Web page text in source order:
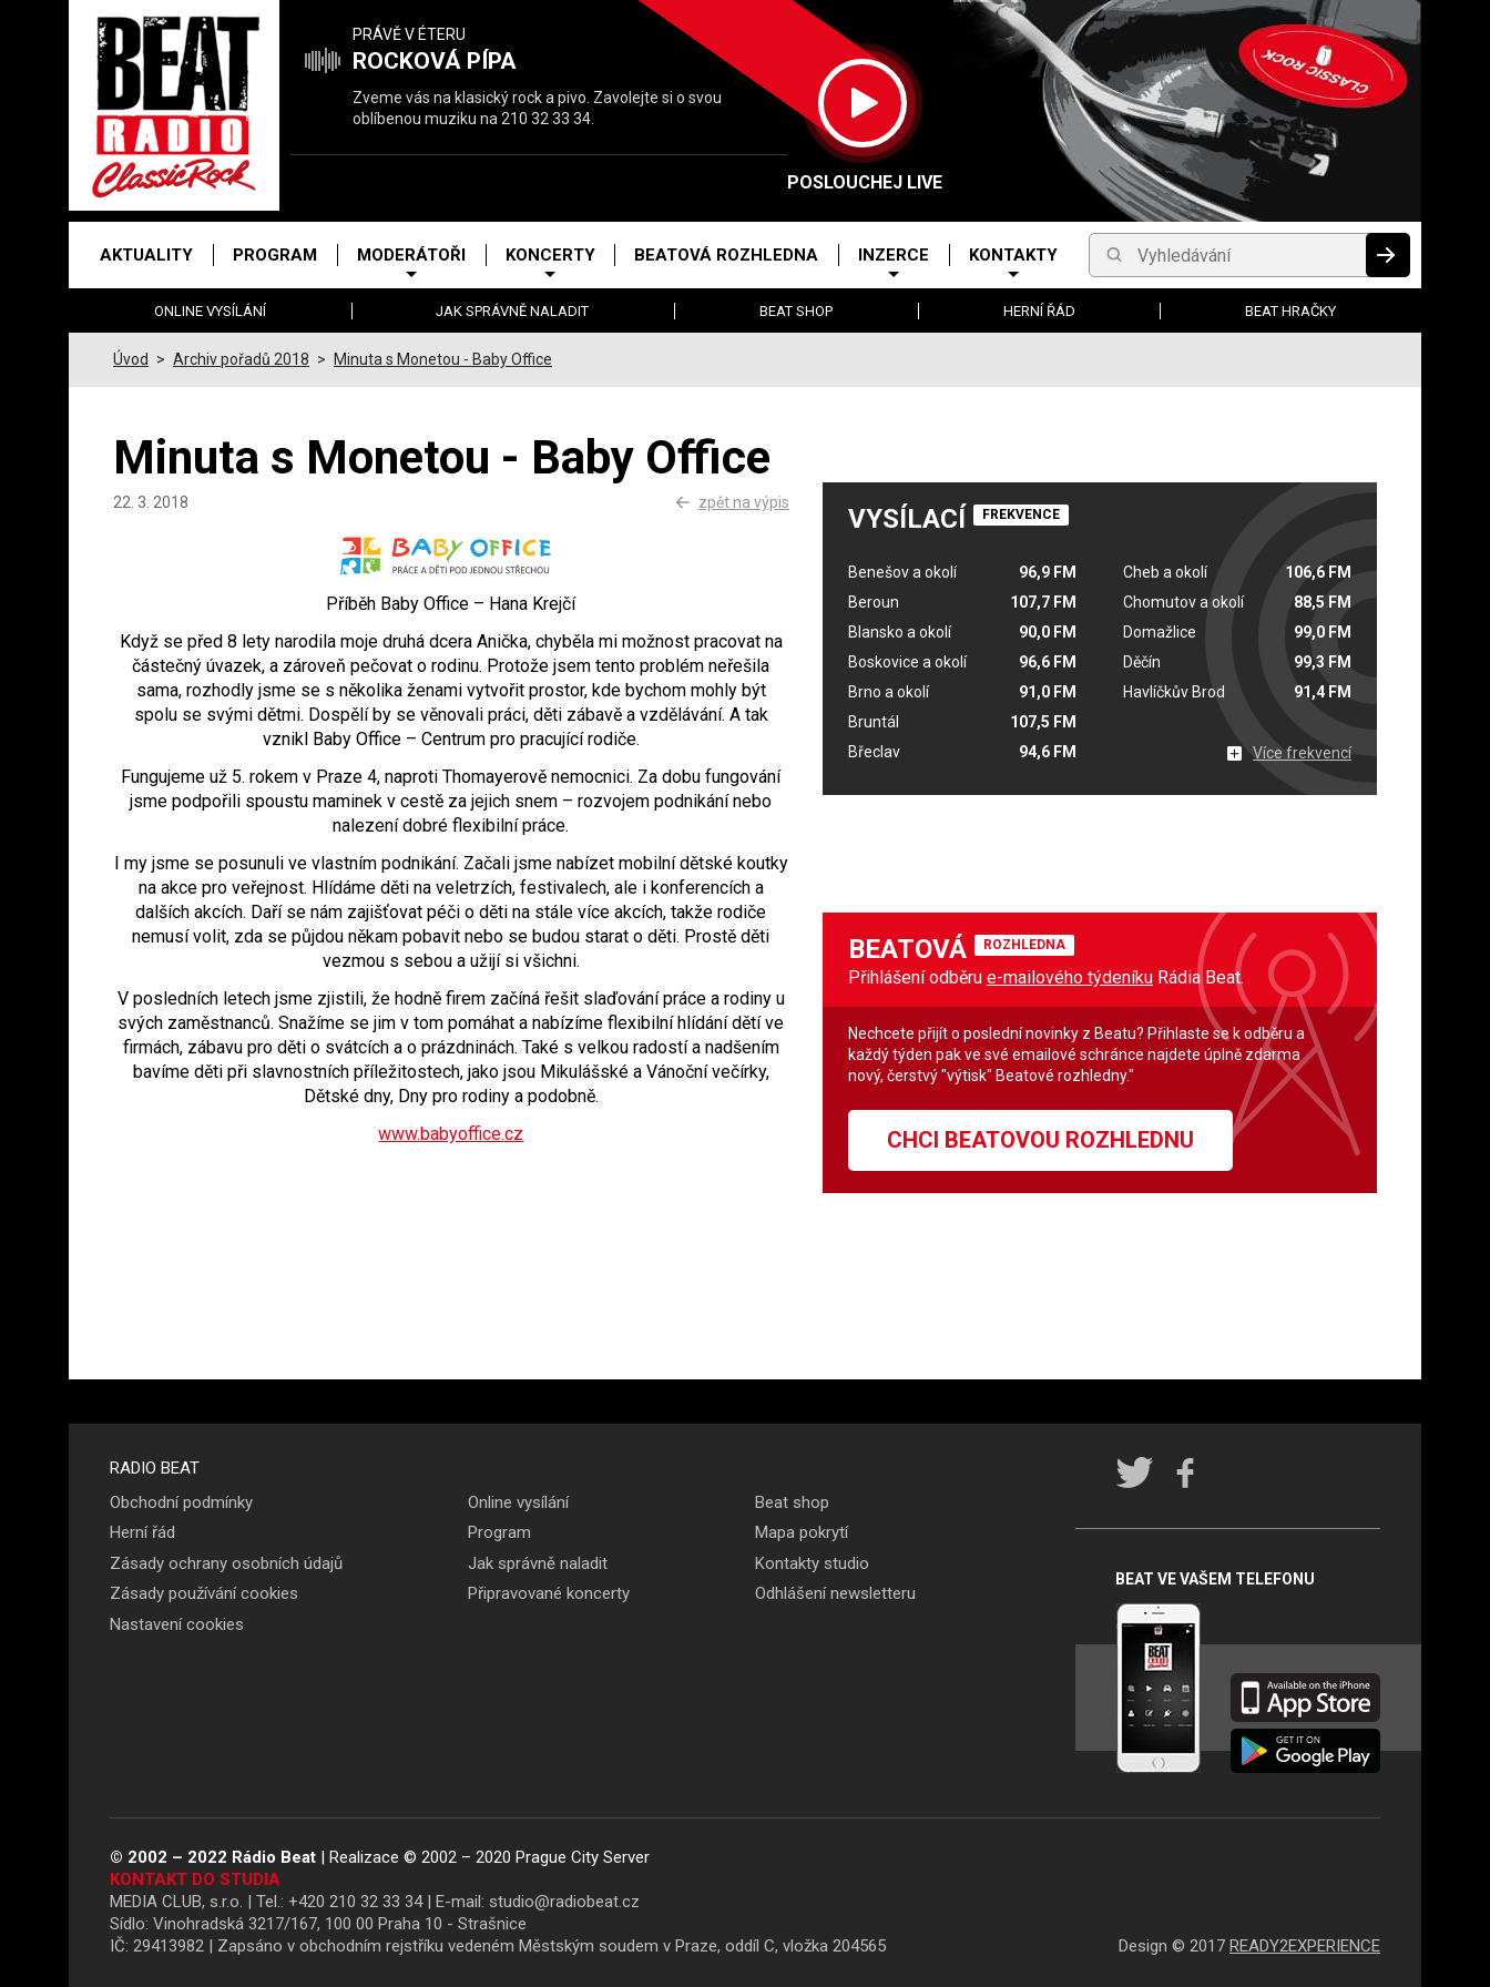
Právě
hrajeme
PRÁVĚ V ÉTERU
ROCKOVÁ PÍPA
Zveme vás na klasický rock a pivo. Zavolejte si o svou
oblíbenou muziku na 210 32 33 34.
POSLOUCHEJ LIVE
menu
AKTUALITY PROGRAM MODERÁTOŘI KONCERTY BEATOVÁ ROZHLEDNA INZERCE KONTAKTY Vyhledávání HLEDAT
ONLINE VYSÍLÁNÍ JAK SPRÁVNĚ NALADIT BEAT SHOP HERNÍ ŘÁD BEAT HRAČKY
Úvod > Archiv pořadů 2018 > Minuta s Monetou - Baby Office
Minuta s Monetou - Baby Office
22. 3. 2018 zpět na výpis
Příběh Baby Office – Hana Krejčí
Když se před 8 lety narodila moje druhá dcera Anička, chyběla mi možnost pracovat na
částečný úvazek, a zároveň pečovat o rodinu. Protože jsem tento problém neřešila
sama, rozhodly jsme se s několika ženami vytvořit prostor, kde bychom mohly být
spolu se svými dětmi. Dospělí by se věnovali práci, děti zábavě a vzdělávání. A tak
vznikl Baby Office – Centrum pro pracující rodiče.
Fungujeme už 5. rokem v Praze 4, naproti Thomayerově nemocnici. Za dobu fungování
jsme podpořili spoustu maminek v cestě za jejich snem – rozvojem podnikání nebo
nalezení dobré flexibilní práce.
I my jsme se posunuli ve vlastním podnikání. Začali jsme nabízet mobilní dětské koutky
na akce pro veřejnost. Hlídáme děti na veletrzích, festivalech, ale i konferencích a
dalších akcích. Daří se nám zajišťovat péči o děti na stále více akcích, takže rodiče
nemusí volit, zda se půjdou někam pobavit nebo se budou starat o děti. Prostě děti
vezmou s sebou a užijí si všichni.
V posledních letech jsme zjistili, že hodně firem začíná řešit slaďování práce a rodiny u
svých zaměstnanců. Snažíme se jim v tom pomáhat a nabízíme flexibilní hlídání dětí ve
firmách, zábavu pro děti o svátcích a o prázdninách. Také s velkou radostí a nadšením
bavíme děti při slavnostních příležitostech, jako jsou Mikulášské a Vánoční večírky,
Dětské dny, Dny pro rodiny a podobně.
www.babyoffice.cz
VYSÍLACÍ FREKVENCE
Benešov a okolí
96,9 FM
Beroun
107,7 FM
Blansko a okolí
90,0 FM
Boskovice a okolí
96,6 FM
Brno a okolí
91,0 FM
Bruntál
107,5 FM
Břeclav
94,6 FM
Cheb a okolí
106,6 FM
Chomutov a okolí
88,5 FM
Domažlice
99,0 FM
Děčín
99,3 FM
Havlíčkův Brod
91,4 FM
Více frekvencí
BEATOVÁ ROZHLEDNA
Přihlášení odběru e-mailového týdeníku Rádia Beat.
Nechcete přijít o poslední novinky z Beatu? Přihlaste se k odběru a
každý týden pak ve své emailové schránce najdete úplně zdarma
nový, čerstvý "výtisk" Beatové rozhledny."
CHCI BEATOVOU ROZHLEDNU
Menu v
patičce
RADIO BEAT
Obchodní podmínky
Herní řád
Zásady ochrany osobních údajů
Zásady používání cookies
Nastavení cookies
Online vysílání
Program
Jak správně naladit
Připravované koncerty
Beat shop
Mapa pokrytí
Kontakty studio
Odhlášení newsletteru
Rádio
sítích
BEAT VE VAŠEM TELEFONU
© 2002 – 2022 Rádio Beat | Realizace © 2002 – 2020 Prague City Server
KONTAKT DO STUDIA
MEDIA CLUB, s.r.o. | Tel.: +420 210 32 33 34| E-mail: studio@radiobeat.cz
Sídlo: Vinohradská 3217/167, 100 00 Praha 10 - Strašnice
IČ: 29413982 | Zapsáno v obchodním rejstříku vedeném Městským soudem v Praze, oddíl C, vložka 204565
Design © 2017 READY2EXPERIENCE